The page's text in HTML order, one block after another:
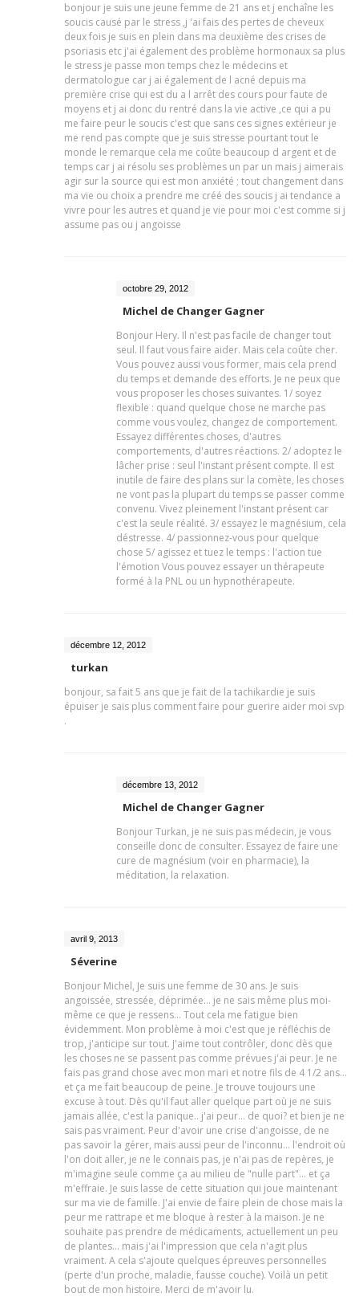
bonjour je suis une jeune femme de 21 ans et j enchaîne les
soucis causé par le stress ,j 'ai fais des pertes de cheveux
deux fois je suis en plein dans ma deuxième des crises de
psoriasis etc j'ai également des problème hormonaux sa plus
le stress je passe mon temps chez le médecins et
dermatologue car j ai également de l acné depuis ma
première crise qui est du a l arrêt des cours pour faute de
moyens et j ai donc du rentré dans la vie active ,ce qui a pu
me faire peur le soucis c'est que sans ces signes extérieur je
me rend pas compte que je suis stresse pourtant tout le
monde le remarque cela me coûte beaucoup d argent et de
temps car j ai résolu ses problèmes un par un mais j aimerais
agir sur la source qui est mon anxiété ; tout changement dans
ma vie ou choix a prendre me créé des soucis j ai tendance a
vivre pour les autres et quand je vie pour moi c'est comme si j
assume pas ou j angoisse
octobre 29, 2012
Michel de Changer Gagner
Bonjour Hery. Il n'est pas facile de changer tout
seul. Il faut vous faire aider. Mais cela coûte cher.
Vous pouvez aussi vous former, mais cela prend
du temps et demande des efforts. Je ne peux que
vous proposer les choses suivantes. 1/ soyez
flexible : quand quelque chose ne marche pas
comme vous voulez, changez de comportement.
Essayez différentes choses, d'autres
comportements, d'autres réactions. 2/ adoptez le
lâcher prise : seul l'instant présent compte. Il est
inutile de faire des plans sur la comète, les choses
ne vont pas la plupart du temps se passer comme
convenu. Vivez pleinement l'instant présent car
c'est la seule réalité. 3/ essayez le magnésium, cela
déstresse. 4/ passionnez-vous pour quelque
chose 5/ agissez et tuez le temps : l'action tue
l'émotion Vous pouvez essayer un thérapeute
formé à la PNL ou un hypnothérapeute.
décembre 12, 2012
turkan
bonjour, sa fait 5 ans que je fait de la tachikardie je suis
épuiser je sais plus comment faire pour guerire aider moi svp
.
décembre 13, 2012
Michel de Changer Gagner
Bonjour Turkan, je ne suis pas médecin, je vous
conseille donc de consulter. Essayez de faire une
cure de magnésium (voir en pharmacie), la
méditation, la relaxation.
avril 9, 2013
Séverine
Bonjour Michel, Je suis une femme de 30 ans. Je suis
angoissée, stressée, déprimée... je ne sais même plus moi-
même ce que je ressens... Tout cela me fatigue bien
évidemment. Mon problème à moi c'est que je réfléchis de
trop, j'anticipe sur tout. J'aime tout contrôler, donc dès que
les choses ne se passent pas comme prévues j'ai peur. Je ne
fais pas grand chose avec mon mari et notre fils de 4 1/2 ans...
et ça me fait beaucoup de peine. Je trouve toujours une
excuse à tout. Dès qu'il faut aller quelque part où je ne suis
jamais allée, c'est la panique.. j'ai peur... de quoi? et bien je ne
sais pas vraiment. Peur d'avoir une crise d'angoisse, de ne
pas savoir la gérer, mais aussi peur de l'inconnu... l'endroit où
l'on doit aller, je ne le connais pas, je n'ai pas de repères, je
m'imagine seule comme ça au milieu de "nulle part"... et ça
m'effraie. Je suis lasse de cette situation qui joue maintenant
sur ma vie de famille. J'ai envie de faire plein de chose mais la
peur me rattrape et me bloque à rester à la maison. Je ne
souhaite pas prendre de médicaments, actuellement un peu
de plantes... mais j'ai l'impression que cela n'agit plus
vraiment. A cela s'ajoute quelques épreuves personnelles
(perte d'un proche, maladie, fausse couche). Voilà un petit
bout de mon histoire. Merci de m'avoir lu.